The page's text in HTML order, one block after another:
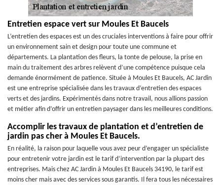
Entretien espace vert sur Moules Et Baucels
L’entretien des espaces est un des cruciales interventions à faire pour offrir
un environnement sain et design pour toute une commune et
départements. La plantation des fleurs, la tonte de pelouse, la prise en
main du traitement des arbres relèvent d’une compétence puisque cela
demande énormément de patience. Située à Moules Et Baucels, AC Jardin
est une entreprise spécialisée dans les travaux d’entretien des espaces
verts et des jardins. Expérimentés dans notre travail, nous allions passion
et métier afin d’offrir un entretien paysager dans les meilleures conditions.
Accomplir les travaux de plantation et d’entretien de
jardin pas cher à Moules Et Baucels.
En réalité, la raison pour laquelle vous avez peur d’engager un spécialiste
pour entretenir votre jardin est le tarif d’intervention par la plupart des
entreprises. Mais chez AC Jardin à Moules Et Baucels 34190, le tarif est
moins cher mais avec des services sous garantis. Il fera tous les nécessaires